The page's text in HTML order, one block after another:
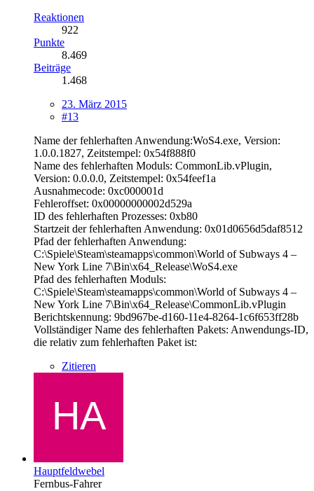
Reaktionen
922
Punkte
8.469
Beiträge
1.468
23. März 2015
#13
Name der fehlerhaften Anwendung:WoS4.exe, Version:
1.0.0.1827, Zeitstempel: 0x54f888f0
Name des fehlerhaften Moduls: CommonLib.vPlugin,
Version: 0.0.0.0, Zeitstempel: 0x54feef1a
Ausnahmecode: 0xc000001d
Fehleroffset: 0x00000000002d529a
ID des fehlerhaften Prozesses: 0xb80
Startzeit der fehlerhaften Anwendung: 0x01d0656d5daf8512
Pfad der fehlerhaften Anwendung:
C:\Spiele\Steam\steamapps\common\World of Subways 4 –
New York Line 7\Bin\x64_Release\WoS4.exe
Pfad des fehlerhaften Moduls:
C:\Spiele\Steam\steamapps\common\World of Subways 4 –
New York Line 7\Bin\x64_Release\CommonLib.vPlugin
Berichtskennung: 9bd967be-d160-11e4-8264-1c6f653ff28b
Vollständiger Name des fehlerhaften Pakets: Anwendungs-ID,
die relativ zum fehlerhaften Paket ist:
Zitieren
Hauptfeldwebel
Fernbus-Fahrer